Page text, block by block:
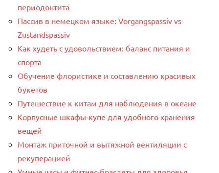
периодонтита
Пассив в немецком языке: Vorgangspassiv vs
Zustandspassiv
Как худеть с удовольствием: баланс питания и
спорта
Обучение флористике и составлению красивых
букетов
Путешествие к китам для наблюдения в океане
Корпусные шкафы-купе для удобного хранения
вещей
Монтаж приточной и вытяжной вентиляции с
рекуперацией